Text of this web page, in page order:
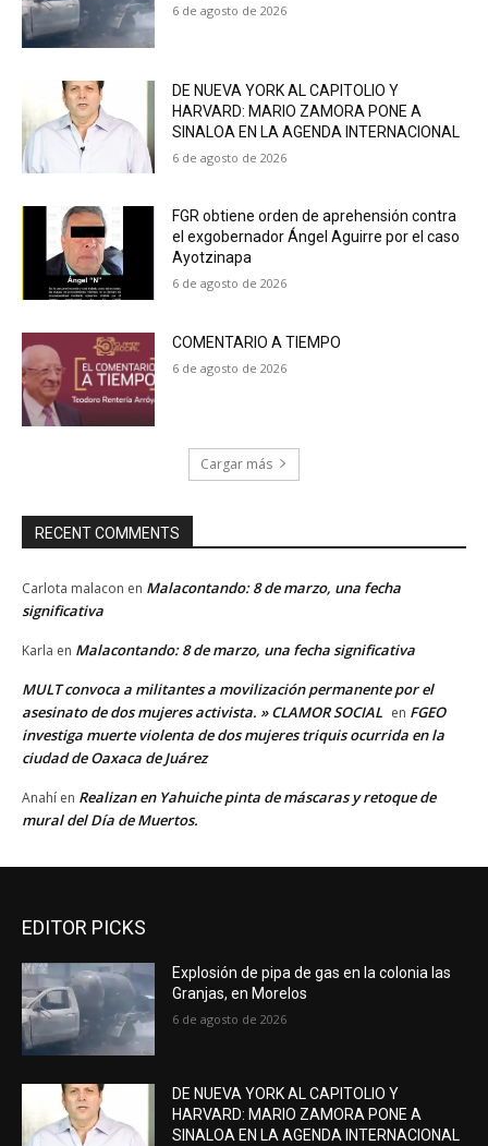
6 de agosto de 2026
DE NUEVA YORK AL CAPITOLIO Y
HARVARD: MARIO ZAMORA PONE A
SINALOA EN LA AGENDA INTERNACIONAL
6 de agosto de 2026
FGR obtiene orden de aprehensión contra
el exgobernador Ángel Aguirre por el caso
Ayotzinapa
6 de agosto de 2026
COMENTARIO A TIEMPO
6 de agosto de 2026
Cargar más
RECENT COMMENTS
Carlota malacon en Malacontando: 8 de marzo, una fecha
significativa
Karla en Malacontando: 8 de marzo, una fecha significativa
MULT convoca a militantes a movilización permanente por el
asesinato de dos mujeres activista. » CLAMOR SOCIAL en FGEO
investiga muerte violenta de dos mujeres triquis ocurrida en la
ciudad de Oaxaca de Juárez
Anahí en Realizan en Yahuiche pinta de máscaras y retoque de
mural del Día de Muertos.
EDITOR PICKS
Explosión de pipa de gas en la colonia las
Granjas, en Morelos
6 de agosto de 2026
DE NUEVA YORK AL CAPITOLIO Y
HARVARD: MARIO ZAMORA PONE A
SINALOA EN LA AGENDA INTERNACIONAL